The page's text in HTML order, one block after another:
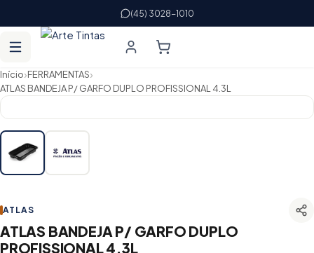
(45) 3028-1010
Início›FERRAMENTAS›
ATLAS BANDEJA P/ GARFO DUPLO PROFISSIONAL 4.3L
ATLAS
ATLAS BANDEJA P/ GARFO DUPLO
PROFISSIONAL 4.3L